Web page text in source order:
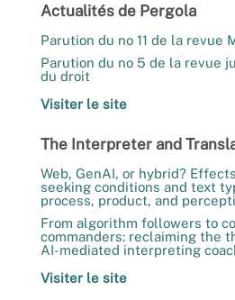
Actualités de Pergola
Parution du no 11 de la revue
Parution du no 5 de la revue
du droit
Visiter le site
The Interpreter and
Web, GenAI, or hybrid?
seeking conditions and text
process, product, and
From algorithm followers to
commanders: reclaiming the
AI-mediated interpreting
Visiter le site